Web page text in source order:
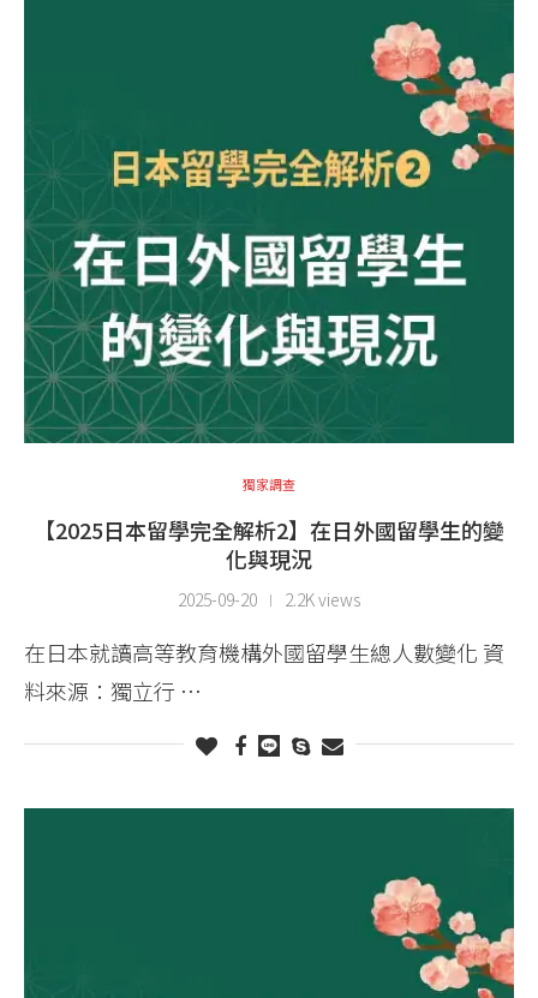
獨家調查
【2025日本留學完全解析2】在日外國留學生的變
化與現況
2025-09-20 2.2K views
在日本就讀高等教育機構外國留學生總人數變化 資
料來源：獨立行 …